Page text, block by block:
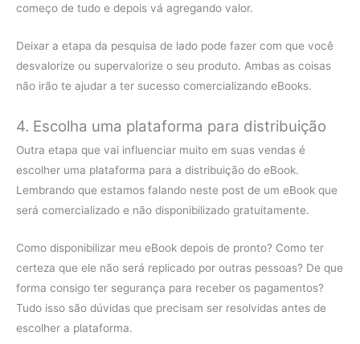
começo de tudo e depois vá agregando valor.
Deixar a etapa da pesquisa de lado pode fazer com que você
desvalorize ou supervalorize o seu produto. Ambas as coisas
não irão te ajudar a ter sucesso comercializando eBooks.
4. Escolha uma plataforma para distribuição
Outra etapa que vai influenciar muito em suas vendas é
escolher uma plataforma para a distribuição do eBook.
Lembrando que estamos falando neste post de um eBook que
será comercializado e não disponibilizado gratuitamente.
Como disponibilizar meu eBook depois de pronto? Como ter
certeza que ele não será replicado por outras pessoas? De que
forma consigo ter segurança para receber os pagamentos?
Tudo isso são dúvidas que precisam ser resolvidas antes de
escolher a plataforma.